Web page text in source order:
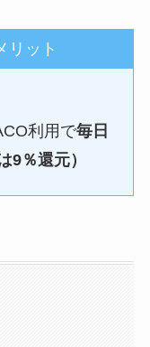
リット
利用で毎日
9％還元）